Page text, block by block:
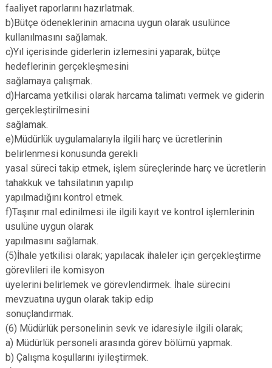
faaliyet raporlarını hazırlatmak.
b)Bütçe ödeneklerinin amacına uygun olarak usulünce
kullanılmasını sağlamak.
c)Yıl içerisinde giderlerin izlemesini yaparak, bütçe
hedeflerinin gerçekleşmesini
sağlamaya çalışmak.
d)Harcama yetkilisi olarak harcama talimatı vermek ve giderin
gerçekleştirilmesini
sağlamak.
e)Müdürlük uygulamalarıyla ilgili harç ve ücretlerinin
belirlenmesi konusunda gerekli
yasal süreci takip etmek, işlem süreçlerinde harç ve ücretlerin
tahakkuk ve tahsilatının yapılıp
yapılmadığını kontrol etmek.
f)Taşınır mal edinilmesi ile ilgili kayıt ve kontrol işlemlerinin
usulüne uygun olarak
yapılmasını sağlamak.
(5)İhale yetkilisi olarak; yapılacak ihaleler için gerçekleştirme
görevlileri ile komisyon
üyelerini belirlemek ve görevlendirmek. İhale sürecini
mevzuatına uygun olarak takip edip
sonuçlandırmak.
(6) Müdürlük personelinin sevk ve idaresiyle ilgili olarak;
a) Müdürlük personeli arasında görev bölümü yapmak.
b) Çalışma koşullarını iyileştirmek.